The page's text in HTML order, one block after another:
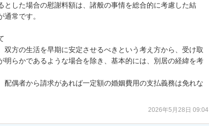
とした場合の慰謝料額は、諸般の事情を総合的に考慮した結
常です。
双方の生活を早期に安定させるべきという考え方から、受け取
明らかであるような場合を除き、基本的には、別居の経緯を考
配偶者から請求があれば一定額の婚姻費用の支払義務は免れな
2026年5月28日 09:04